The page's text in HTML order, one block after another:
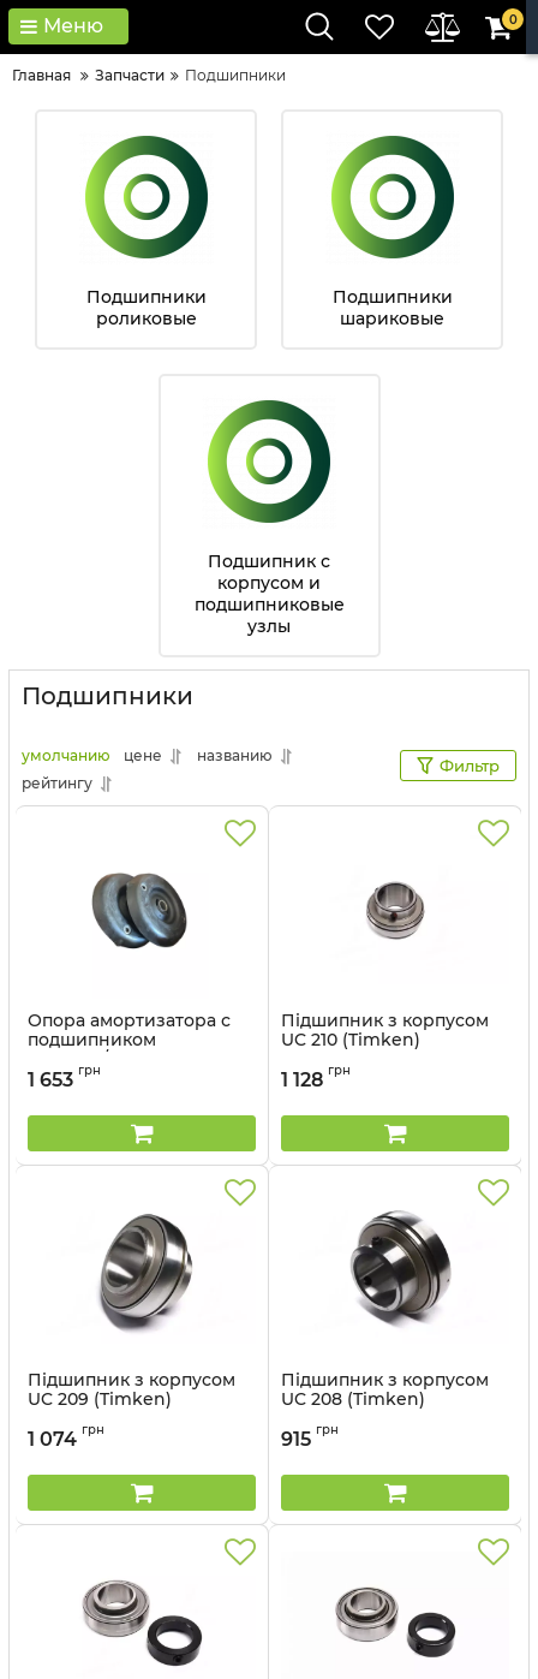
Меню 0
Главная Запчасти Подшипники
Подшипники
роликовые
Подшипники
шариковые
Подшипник с
корпусом и
подшипниковые
узлы
Подшипники
умолчанию цене
названию
рейтингу
Фильтр
Опора амортизатора с
подшипником
Pegeout/Citroen SKF -
комплект
1 653 грн
Підшипник з корпусом
UC 210 (Timken)
1 128 грн
Підшипник з корпусом
UC 209 (Timken)
1 074 грн
Підшипник з корпусом
UC 208 (Timken)
915 грн